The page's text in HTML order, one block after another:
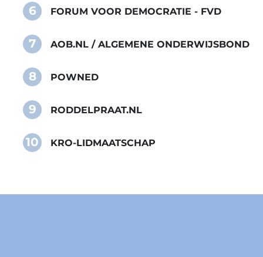
6 FORUM VOOR DEMOCRATIE - FVD
7 AOB.NL / ALGEMENE ONDERWIJSBOND
8 POWNED
9 RODDELPRAAT.NL
10 KRO-LIDMAATSCHAP